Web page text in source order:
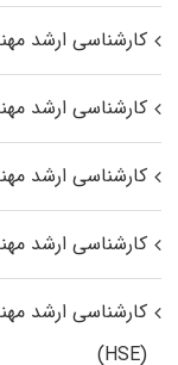
کارشناسی ارشد
کارشناسی ارشد
کارشناسی ارشد
کارشناسی ارشد
کارشناسی ارشد
(HSE)